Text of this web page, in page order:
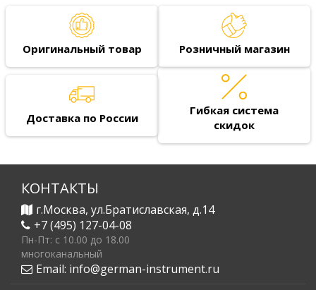
Оригинальный товар Розничный магазин
Доставка по России
Гибкая система
скидок
КОНТАКТЫ
г.Москва, ул.Братиславская, д.14
+7 (495) 127-04-08
Пн-Пт: c 10.00 до 18.00
многоканальный
Email: info@german-instrument.ru